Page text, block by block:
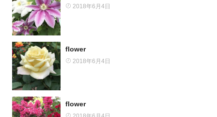
2018年6月4日
flower
2018年6月4日
flower